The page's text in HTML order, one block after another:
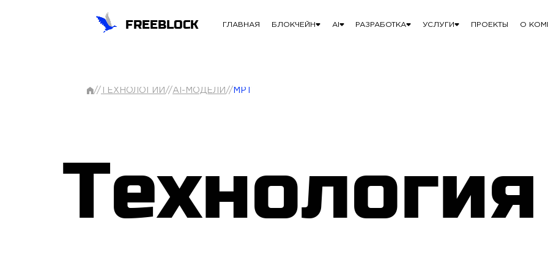
FREEBLOCK ГЛАВНАЯ БЛОКЧЕЙН AI РАЗРАБОТКА УСЛУГИ ПРОЕКТЫ О
// ТЕХНОЛОГИИ //AI-МОДЕЛИ // MPT